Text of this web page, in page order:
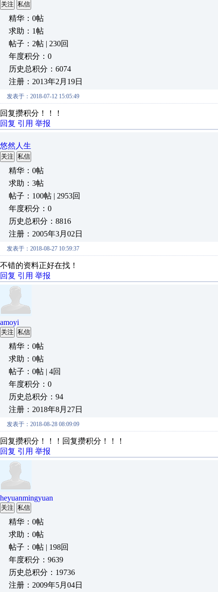
关注 私信
精华：0帖
求助：1帖
帖子：2帖 | 230回
年度积分：0
历史总积分：6074
注册：2013年2月19日
发表于：2018-07-12 15:05:49
回复攒积分！！！
回复 引用 举报
悠然人生
关注 私信
精华：0帖
求助：3帖
帖子：100帖 | 2953回
年度积分：0
历史总积分：8816
注册：2005年3月02日
发表于：2018-08-27 10:59:37
不错的资料正好在找！
回复 引用 举报
amoyi
关注 私信
精华：0帖
求助：0帖
帖子：0帖 | 4回
年度积分：0
历史总积分：94
注册：2018年8月27日
发表于：2018-08-28 08:09:09
回复攒积分！！！ 回复攒积分！！！
回复 引用 举报
heyuanmingyuan
关注 私信
精华：0帖
求助：0帖
帖子：0帖 | 198回
年度积分：9639
历史总积分：19736
注册：2009年5月04日